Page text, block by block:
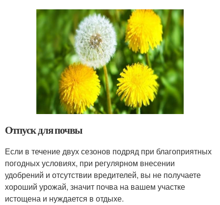
Отпуск для почвы
Если в течение двух сезонов подряд при благоприятных
погодных условиях, при регулярном внесении
удобрений и отсутствии вредителей, вы не получаете
хороший урожай, значит почва на вашем участке
истощена и нуждается в отдыхе.